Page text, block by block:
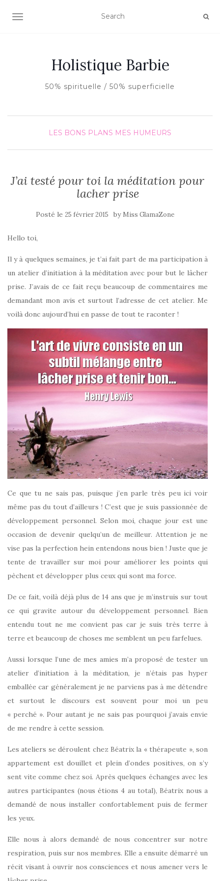
AFFICHER/MASQUER LA NAVIGATION
Holistique Barbie
50% spirituelle / 50% superficielle
LES BONS PLANS MES HUMEURS
J’ai testé pour toi la méditation pour
lacher prise
Posté le 25 février 2015 by Miss GlamaZone
Hello toi,
Il y à quelques semaines, je t’ai fait part de ma participation à
un atelier d’initiation à la méditation avec pour but le lâcher
prise. J’avais de ce fait reçu beaucoup de commentaires me
demandant mon avis et surtout l’adresse de cet atelier. Me
voilà donc aujourd’hui en passe de tout te raconter !
Ce que tu ne sais pas, puisque j’en parle très peu ici voir
même pas du tout d’ailleurs ! C’est que je suis passionnée de
développement personnel. Selon moi, chaque jour est une
occasion de devenir quelqu’un de meilleur. Attention je ne
vise pas la perfection hein entendons nous bien ! Juste que je
tente de travailler sur moi pour améliorer les points qui
pèchent et développer plus ceux qui sont ma force.
De ce fait, voilà déjà plus de 14 ans que je m’instruis sur tout
ce qui gravite autour du développement personnel. Bien
entendu tout ne me convient pas car je suis très terre à
terre et beaucoup de choses me semblent un peu farfelues.
Aussi lorsque l’une de mes amies m’a proposé de tester un
atelier d’initiation à la méditation, je n’étais pas hyper
emballée car généralement je ne parviens pas à me détendre
et surtout le discours est souvent pour moi un peu
« perché ». Pour autant je ne sais pas pourquoi j’avais envie
de me rendre à cette session.
Les ateliers se déroulent chez Béatrix la « thérapeute », son
appartement est douillet et plein d’ondes positives, on s’y
sent vite comme chez soi. Après quelques échanges avec les
autres participantes (nous étions 4 au total), Béatrix nous a
demandé de nous installer confortablement puis de fermer
les yeux.
Elle nous à alors demandé de nous concentrer sur notre
respiration, puis sur nos membres. Elle a ensuite démarré un
récit visant à ouvrir nos consciences et nous amener vers le